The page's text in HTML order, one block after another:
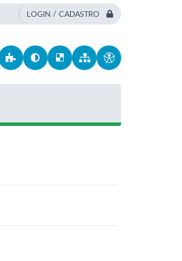
LOGIN / CADASTRO